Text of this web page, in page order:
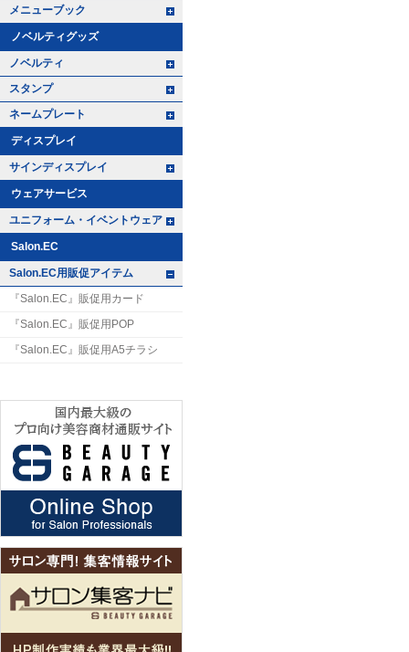
メニューブック
ノベルティグッズ
ノベルティ
スタンプ
ネームプレート
ディスプレイ
サインディスプレイ
ウェアサービス
ユニフォーム・イベントウェア
Salon.EC
Salon.EC用販促アイテム
『Salon.EC』販促用カード
『Salon.EC』販促用POP
『Salon.EC』販促用A5チラシ